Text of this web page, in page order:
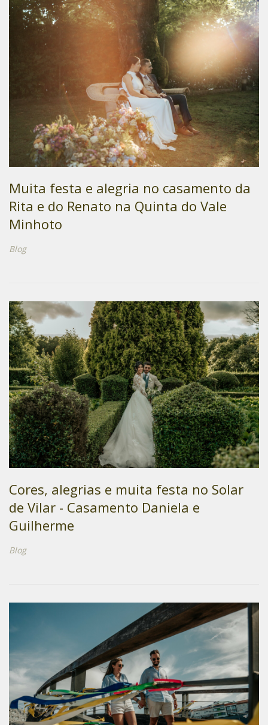
Muita festa e alegria no casamento da
Rita e do Renato na Quinta do Vale
Minhoto
Blog
Cores, alegrias e muita festa no Solar
de Vilar - Casamento Daniela e
Guilherme
Blog